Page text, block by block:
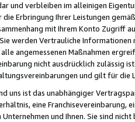
und verbleiben im alleinigen
die Erbringung Ihrer Leistungen
mit Ihrem Konto
werden Vertrauliche
angemessenen Maßnahmen
nicht ausdrücklich zulässig
und gilt für die
uns ist das unabhängiger
eine Franchisevereinbarung,
und Ihnen. Sie sind